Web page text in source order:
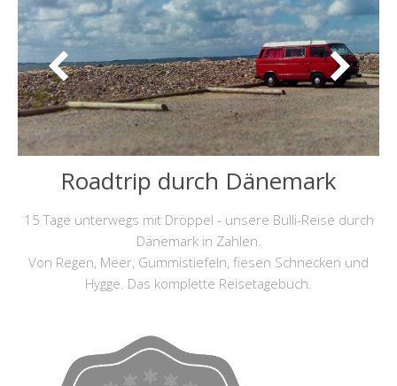
Roadtrip durch Dänemark
15 Tage unterwegs mit Dröppel - unsere Bulli-Reise durch
Dänemark in Zahlen.
Von Regen, Meer, Gummistiefeln, fiesen Schnecken und
Hygge. Das komplette Reisetagebuch.